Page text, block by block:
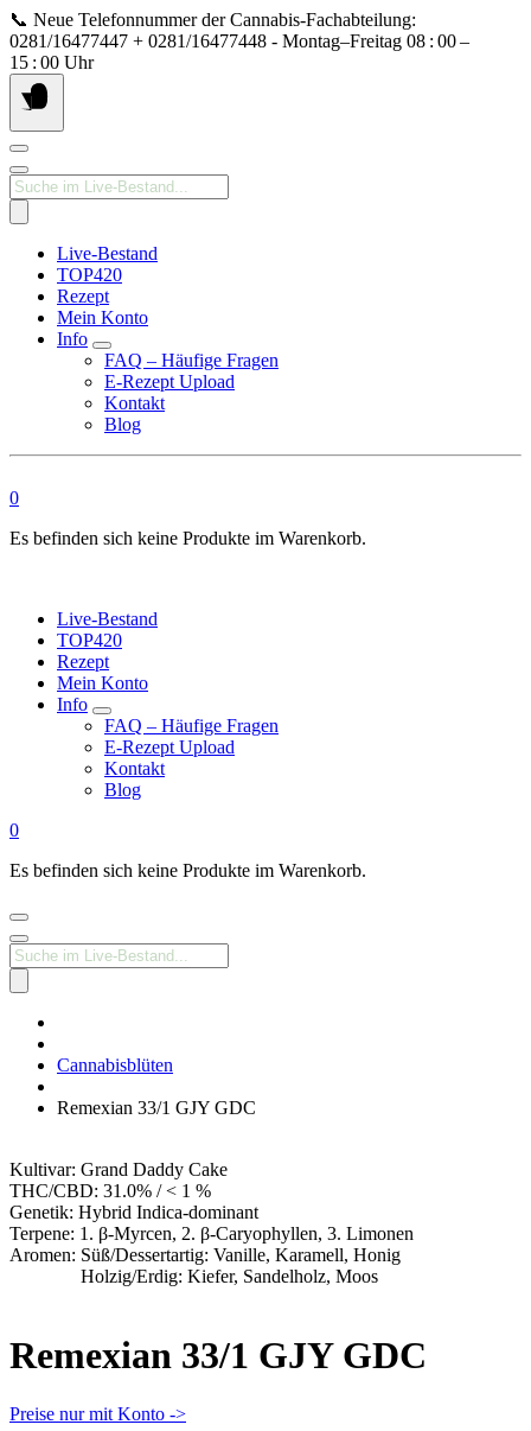
Springe
zum
Inhalt
📞 Neue Telefonnummer der Cannabis‑Fachabteilung:
0281/16477447 + 0281/16477448 - Montag–Freitag 08 : 00 –
15 : 00 Uhr
Products
search
Live-Bestand
TOP420
Rezept
Mein Konto
Info
FAQ – Häufige Fragen
E-Rezept Upload
Kontakt
Blog
0
Es befinden sich keine Produkte im Warenkorb.
Live-Bestand
TOP420
Rezept
Mein Konto
Info
FAQ – Häufige Fragen
E-Rezept Upload
Kontakt
Blog
0
Es befinden sich keine Produkte im Warenkorb.
Products
search
Apotheke
Cannabisblüten
Remexian 33/1 GJY GDC
Kultivar: Grand Daddy Cake
THC/CBD: 31.0% / < 1 %
Genetik: Hybrid Indica-dominant
Terpene: 1. β-Myrcen, 2. β-Caryophyllen, 3. Limonen
Aromen: Süß/Dessertartig: Vanille, Karamell, Honig
Holzig/Erdig: Kiefer, Sandelholz, Moos
Remexian 33/1 GJY GDC
Preise nur mit Konto ->